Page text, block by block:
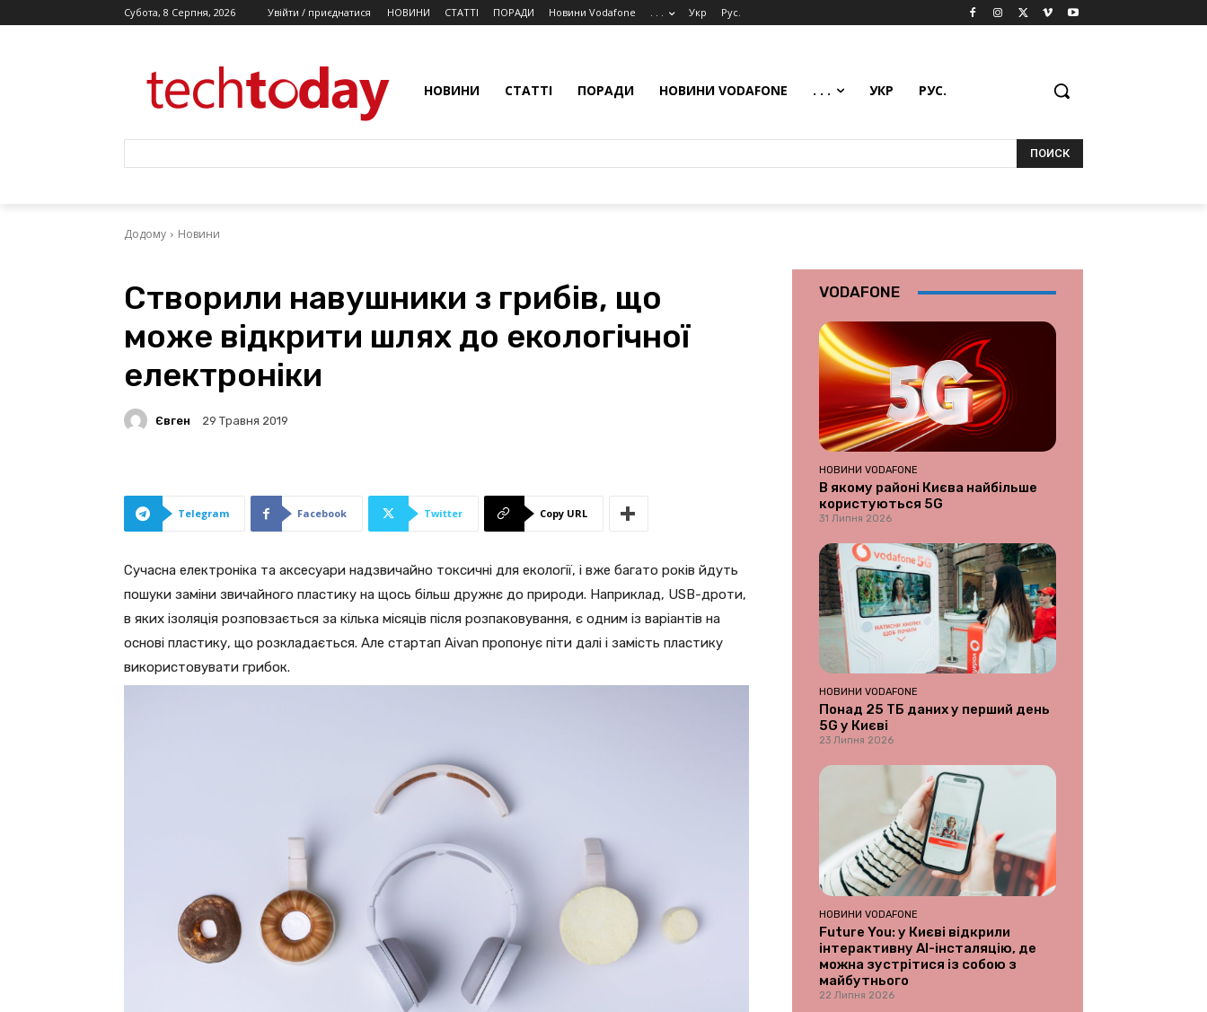
Субота, 8 Серпня, 2026 Увійти / приєднатися НОВИНИ СТАТТІ ПОРАДИ Новини Vodafone . . . Укр Рус.
НОВИНИ СТАТТІ ПОРАДИ НОВИНИ VODAFONE . . . УКР РУС.
ПОИСК
Додому Новини
Створили навушники з грибів, що
може відкрити шлях до екологічної
електроніки
Євген 29 Травня 2019
Telegram Facebook Twitter Copy URL
Сучасна електроніка та аксесуари надзвичайно токсичні для екології, і вже багато років йдуть
пошуки заміни звичайного пластику на щось більш дружнє до природи. Наприклад, USB-дроти,
в яких ізоляція розповзається за кілька місяців після розпаковування, є одним із варіантів на
основі пластику, що розкладається. Але стартап Aivan пропонує піти далі і замість пластику
використовувати грибок.
VODAFONE
НОВИНИ VODAFONE
В якому районі Києва найбільше
користуються 5G
31 Липня 2026
НОВИНИ VODAFONE
Понад 25 ТБ даних у перший день
5G у Києві
23 Липня 2026
НОВИНИ VODAFONE
Future You: у Києві відкрили
інтерактивну AI-інсталяцію, де
можна зустрітися із собою з
майбутнього
22 Липня 2026